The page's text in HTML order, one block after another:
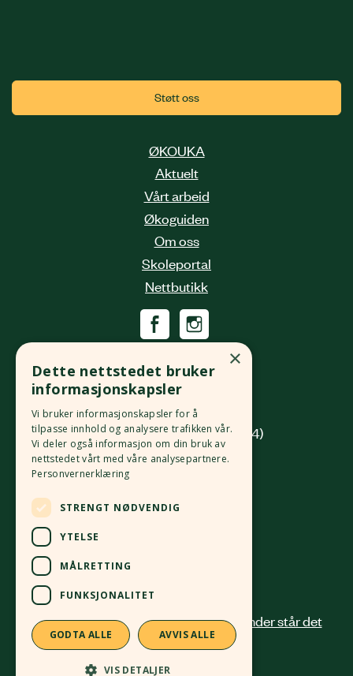
Støtt oss
ØKOUKA
Aktuelt
Vårt arbeid
Økoguiden
Om oss
Skoleportal
Nettbutikk
Grønlandsleiret 31
0190 Oslo
(innkjøring fra Platous gate 14)
Org. nr.982 512 069 MVA
Kontonr.
×
Dette nettstedet bruker
informasjonskapsler
Vi bruker informasjonskapsler for å
tilpasse innhold og analysere trafikken vår.
Vi deler også informasjon om din bruk av
nettstedet vårt med våre analysepartnere.
Personvernerklæring
STRENGT NØDVENDIG
YTELSE
MÅLRETTING
FUNKSJONALITET
GODTA ALLE AVVIS ALLE
VIS DETALJER